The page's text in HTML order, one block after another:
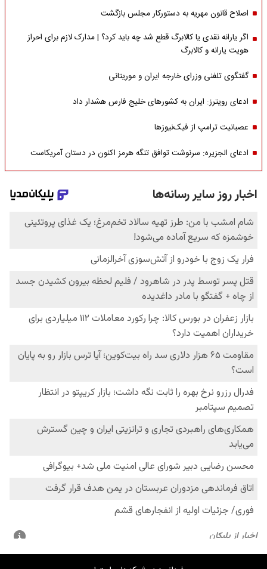
اصلاح قانون مهریه به دستورکار مجلس بازگشت
اگر یارانه نقدی یا کالابرگ قطع شد چه باید کرد؟ | مدارک لازم برای احراز
هویت یارانه و کالابرگ
گفتگوی تلفنی وزرای خارجه ایران و موریتانی
ادعای رویترز: ایران به کشورهای خلیج فارس هشدار داد
عصبانیت ترامپ از فیک‌نیوزها
ادعای الجزیره: سرنوشت توافق تنگه هرمز اکنون در دستان آمریکاست